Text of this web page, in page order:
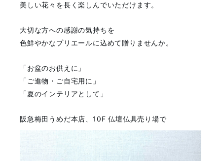
美しい花々を長く楽しんでいただけます。
大切な方への感謝の気持ちを
色鮮やかなプリエールに込めて贈りませんか。
「お盆のお供えに」
「ご進物・ご自宅用に」
「夏のインテリアとして」
阪急梅田うめだ本店、10F 仏壇仏具売り場で